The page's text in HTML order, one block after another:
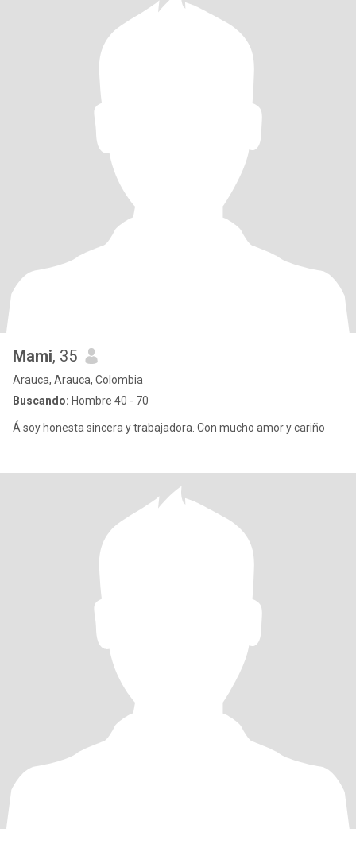
Mami, 35
Arauca, Arauca, Colombia
Buscando: Hombre 40 - 70
Á soy honesta sincera y trabajadora. Con mucho amor y cariño